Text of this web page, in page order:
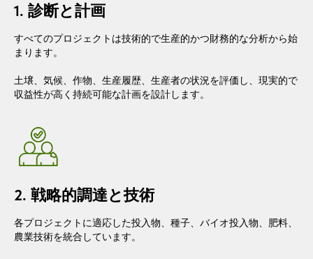
1. 診断と計画
すべてのプロジェクトは技術的で生産的かつ財務的な分析から始
まります。
土壌、気候、作物、生産履歴、生産者の状況を評価し、現実的で
収益性が高く持続可能な計画を設計します。
2. 戦略的調達と技術
各プロジェクトに適応した投入物、種子、バイオ投入物、肥料、
農業技術を統合しています。